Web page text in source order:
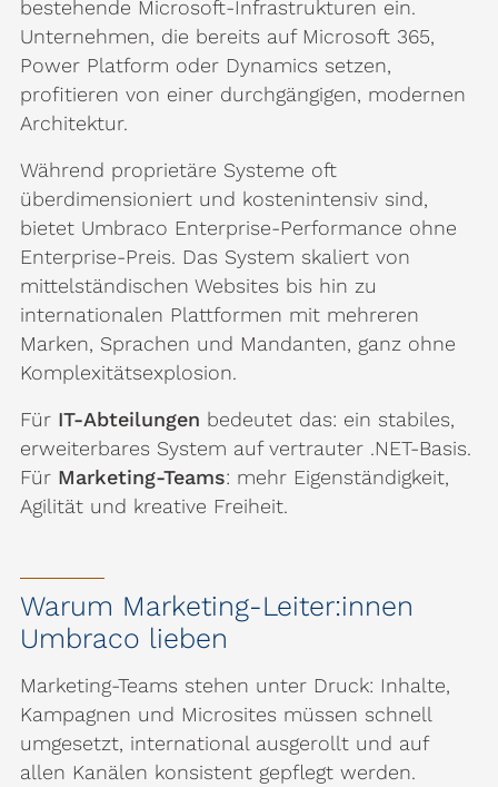
bestehende Microsoft-Infrastrukturen ein.
Unternehmen, die bereits auf Microsoft 365,
Power Platform oder Dynamics setzen,
profitieren von einer durchgängigen, modernen
Architektur.
Während proprietäre Systeme oft
überdimensioniert und kostenintensiv sind,
bietet Umbraco Enterprise-Performance ohne
Enterprise-Preis. Das System skaliert von
mittelständischen Websites bis hin zu
internationalen Plattformen mit mehreren
Marken, Sprachen und Mandanten, ganz ohne
Komplexitätsexplosion.
Für IT-Abteilungen bedeutet das: ein stabiles,
erweiterbares System auf vertrauter .NET-Basis.
Für Marketing-Teams: mehr Eigenständigkeit,
Agilität und kreative Freiheit.
Warum Marketing-Leiter:innen
Umbraco lieben
Marketing-Teams stehen unter Druck: Inhalte,
Kampagnen und Microsites müssen schnell
umgesetzt, international ausgerollt und auf
allen Kanälen konsistent gepflegt werden.